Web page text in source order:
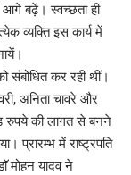
आगे बढ़ें। स्वच्छता ही
व्यक्ति इस कार्य में
संबोधित कर रही थीं।
अनिता चावरे और
रुपये की लागत से बनने
प्रारम्भ में राष्ट्रपति
मोहन यादव ने